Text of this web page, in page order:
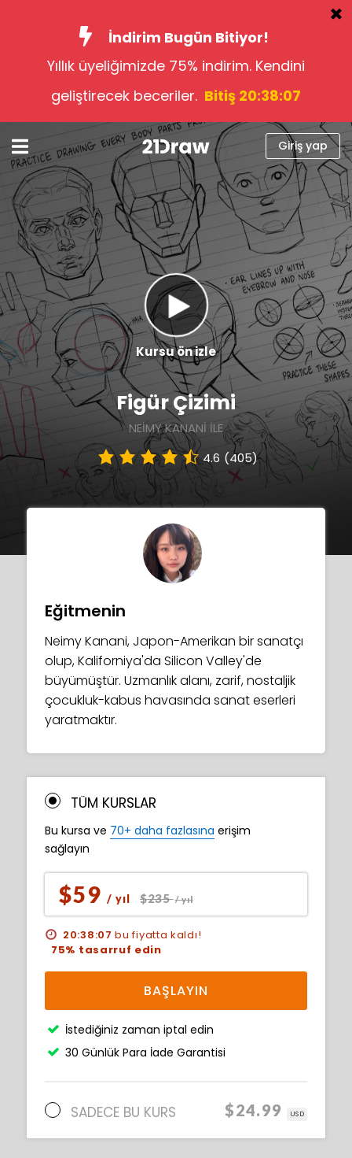
İndirim Bugün Bitiyor!
Yıllık üyeliğimizde 75% indirim. Kendini
geliştirecek beceriler. Bitiş 20:38:06
Kurslar
Kitap
Sanatçılar
Yardım
Hakkımızda
Giriş yap
Türkçe
Giriş yap
Kursu ön izle
Figür Çizimi
NEIMY KANANI ILE
4.6 (405)
Eğitmenin
Neimy Kanani, Japon-Amerikan bir sanatçı
olup, Kaliforniya'da Silicon Valley'de
büyümüştür. Uzmanlık alanı, zarif, nostaljik
çocukluk-kabus havasında sanat eserleri
yaratmaktır.
TÜM KURSLAR
Bu kursa ve 70+ daha fazlasına erişim
sağlayın
$59 / yıl $235/ yıl
20:38:06 bu fiyatta kaldı!
75% tasarruf edin
BAŞLAYIN
İstediğiniz zaman iptal edin
30 Günlük Para İade Garantisi
SADECE BU KURS $24.99 USD